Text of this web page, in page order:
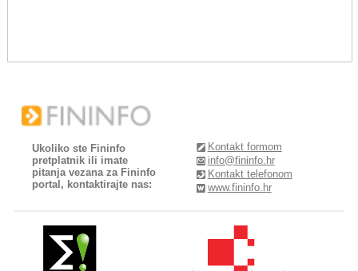
Ukoliko ste Fininfo
pretplatnik ili imate
pitanja vezana za Fininfo
portal, kontaktirajte nas:
Kontakt formom
info@fininfo.hr
Kontakt telefonom
www.fininfo.hr